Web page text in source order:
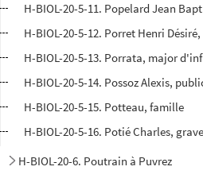
H-BIOL-20-5-11. Popelard Jean
H-BIOL-20-5-12. Porret Henri
H-BIOL-20-5-13. Porrata, major
H-BIOL-20-5-14. Possoz Alexis,
H-BIOL-20-5-15. Potteau, famille
H-BIOL-20-5-16. Potié Charles,
H-BIOL-20-6. Poutrain à Puvrez